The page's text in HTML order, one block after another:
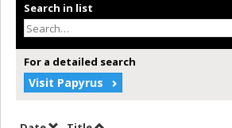
Search in list
For a detailed search
Visit Papyrus